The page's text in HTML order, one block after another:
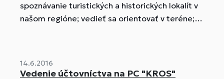
spoznávanie turistických a historických lokalít v
našom regióne; vedieť sa orientovať v teréne;
14.6.2016
Vedenie účtovníctva na PC "KROS"